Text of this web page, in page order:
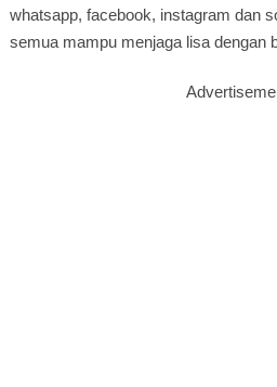
whatsapp, facebook, instagram dan
semua mampu menjaga lisa dengan